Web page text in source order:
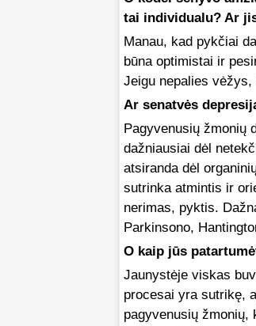
tai individualu? Ar
Manau, kad pykčiai
būna optimistai ir
Jeigu nepalies
Ar senatvės
Pagyvenusių žmonių
dažniausiai dėl
atsiranda dėl
sutrinka atmintis ir
nerimas, pyktis.
Parkinsono,
O kaip jūs
Jaunystėje viskas
procesai yra sutrikę,
pagyvenusių